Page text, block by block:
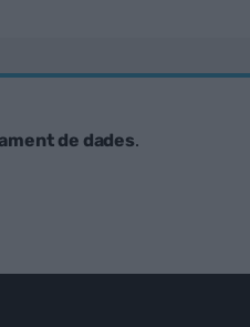
de dades.